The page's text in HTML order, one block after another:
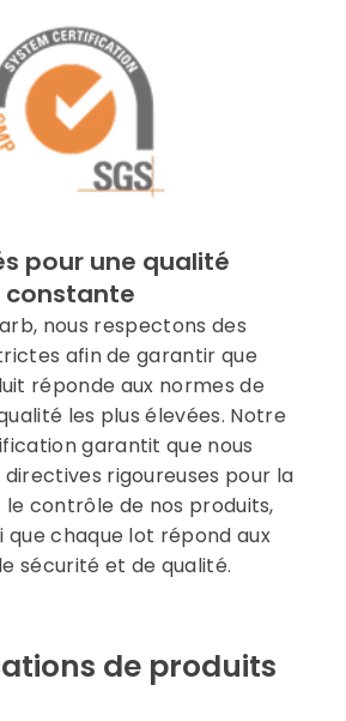
pour une qualité
constante
nous respectons des
afin de garantir que
réponde aux normes de
les plus élevées. Notre
garantit que nous
rigoureuses pour la
contrôle de nos produits,
que chaque lot répond aux
sécurité et de qualité.
de produits